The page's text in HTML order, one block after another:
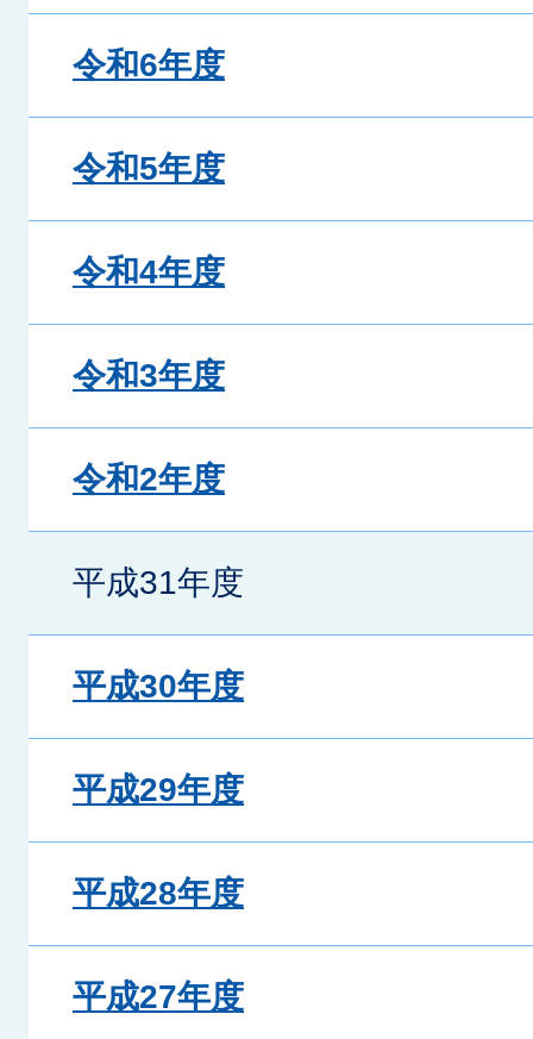
令和6年度
令和5年度
令和4年度
令和3年度
令和2年度
平成31年度
平成30年度
平成29年度
平成28年度
平成27年度